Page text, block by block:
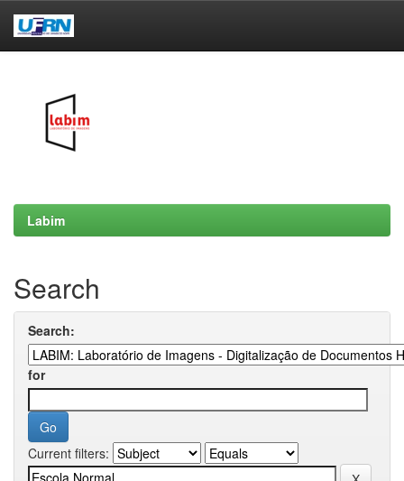
Labim
Search
Search:
for
Current filters: